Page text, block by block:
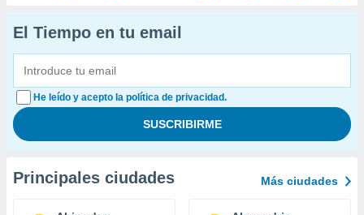
El Tiempo en tu email
He leído y acepto la política de privacidad.
Principales ciudades Más ciudades